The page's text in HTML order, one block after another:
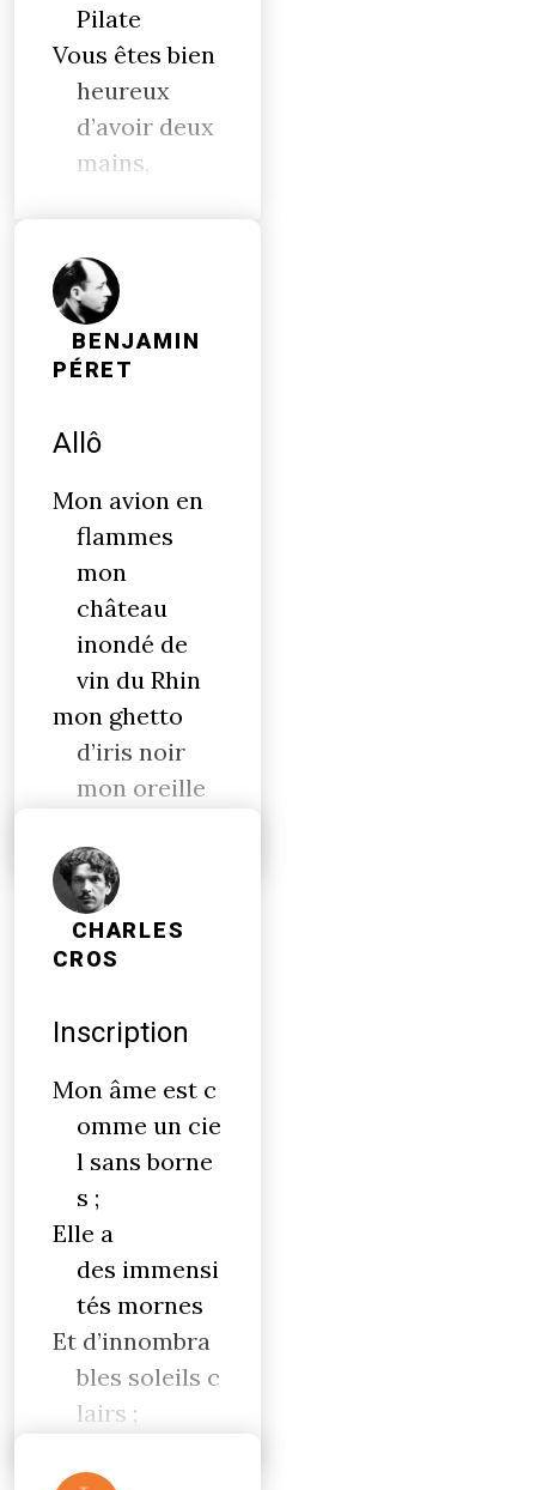
Pilate
Vous êtes bien
heureux
d’avoir deux
mains,
BENJAMIN
PÉRET
Allô
Mon avion en
flammes
mon
château
inondé de
vin du Rhin
mon ghetto
d’iris noir
mon oreille
CHARLES
CROS
Inscription
Mon âme est c
omme un cie
l sans borne
s ;
Elle a
des immensi
tés mornes
Et d’innombra
bles soleils c
lairs ;